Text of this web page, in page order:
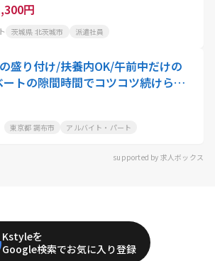
円
茨城県 北茨城市 派遣社員
盛り付け/扶養内OK/午前中だけの
トの隙間時間でコツコツ続けられ
東京都 調布市 アルバイト・パート
supported by 求人ボックス
Kstyleを
Google検索でお気に入り登録